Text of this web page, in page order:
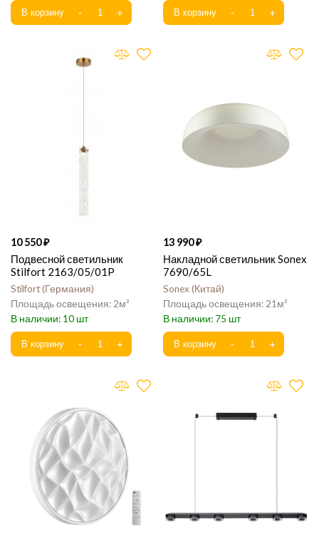
10 550
Подвесной светильник
Stilfort 2163/05/01P
Stilfort Германия
2
10
13 990
Накладной светильник Sonex
7690/65L
Sonex Китай
21
75